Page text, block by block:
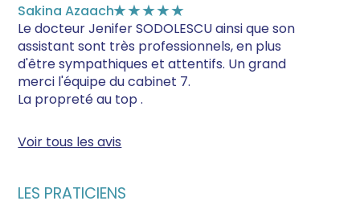
Sakina Azaach★★★★★
Le docteur Jenifer SODOLESCU ainsi que son
assistant sont très professionnels, en plus
d'être sympathiques et attentifs. Un grand
merci l'équipe du cabinet 7.
La propreté au top .
Voir tous les avis
LES PRATICIENS